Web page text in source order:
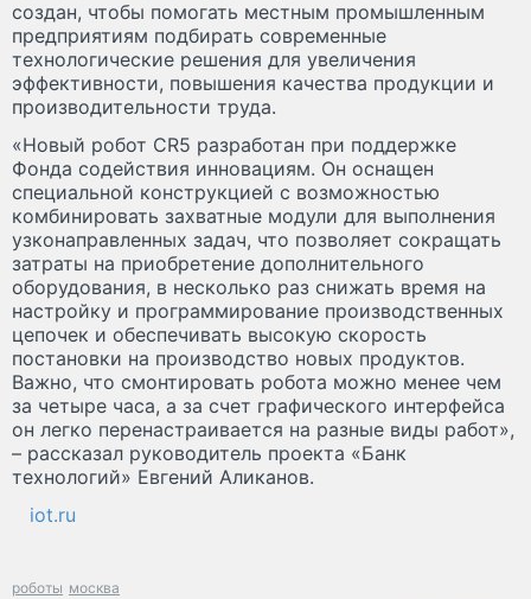
создан, чтобы помогать местным промышленным
предприятиям подбирать современные
технологические решения для увеличения
эффективности, повышения качества продукции и
производительности труда.
«Новый робот CR5 разработан при поддержке
Фонда содействия инновациям. Он оснащен
специальной конструкцией с возможностью
комбинировать захватные модули для выполнения
узконаправленных задач, что позволяет сокращать
затраты на приобретение дополнительного
оборудования, в несколько раз снижать время на
настройку и программирование производственных
цепочек и обеспечивать высокую скорость
постановки на производство новых продуктов.
Важно, что смонтировать робота можно менее чем
за четыре часа, а за счет графического интерфейса
он легко перенастраивается на разные виды работ»,
– рассказал руководитель проекта «Банк
технологий» Евгений Аликанов.
iot.ru
роботы москва